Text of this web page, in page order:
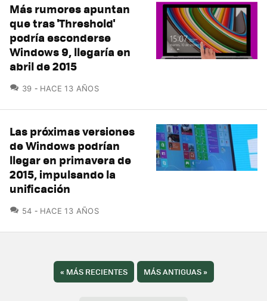
Más rumores apuntan
que tras 'Threshold'
podría esconderse
Windows 9, llegaría en
abril de 2015
39 COMENTARIOS
HACE 13 AÑOS
Las próximas versiones
de Windows podrían
llegar en primavera de
2015, impulsando la
unificación
54 COMENTARIOS
HACE 13 AÑOS
« MÁS RECIENTES MÁS ANTIGUAS»